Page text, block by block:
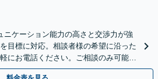
ニケーション能力の高さと交渉力が強
目標に対応。相談者様の希望に沿った
にお電話ください。ご相談のみ可能
休日対応可】【出張相談可】